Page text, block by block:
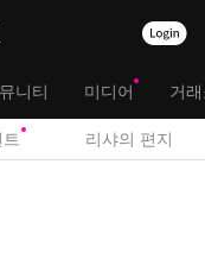
니티 미디어 거
리샤의 편지